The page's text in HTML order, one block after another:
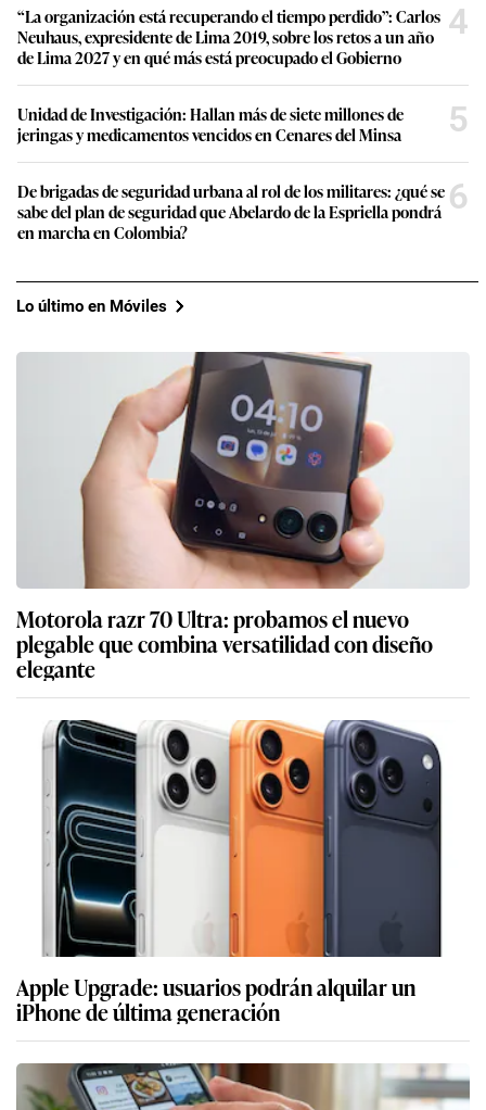
“La organización está recuperando el tiempo perdido”: Carlos
Neuhaus, expresidente de Lima 2019, sobre los retos a un año
de Lima 2027 y en qué más está preocupado el Gobierno
4
Unidad de Investigación: Hallan más de siete millones de
jeringas y medicamentos vencidos en Cenares del Minsa
5
De brigadas de seguridad urbana al rol de los militares: ¿qué se
sabe del plan de seguridad que Abelardo de la Espriella pondrá
en marcha en Colombia?
6
Lo último en Móviles
Motorola razr 70 Ultra: probamos el nuevo
plegable que combina versatilidad con diseño
elegante
Apple Upgrade: usuarios podrán alquilar un
iPhone de última generación